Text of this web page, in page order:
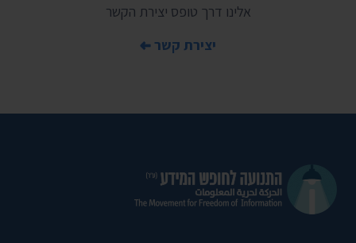
אלינו דרך טופס יצירת הקשר
יצירת קשר